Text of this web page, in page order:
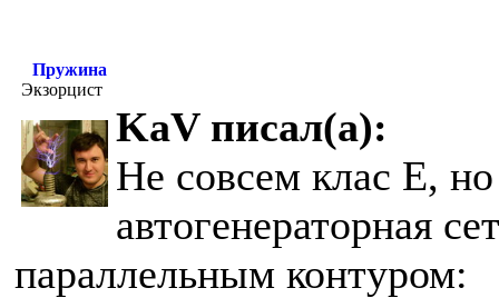
Пружина
Экзорцист
KaV писал(а):
Не совсем клас Е,
автогенераторная
параллельным контуром: